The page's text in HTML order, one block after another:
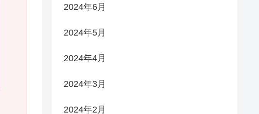
2024年6月
2024年5月
2024年4月
2024年3月
2024年2月